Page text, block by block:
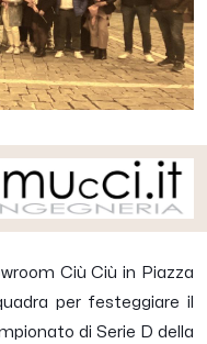
Ciù Ciù in Piazza
per festeggiare il
di Serie D della